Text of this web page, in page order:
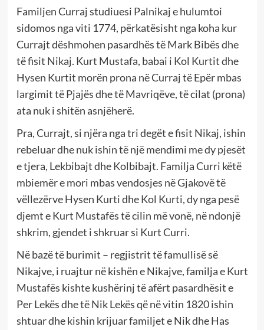
Familjen Curraj studiuesi Palnikaj e hulumtoi
sidomos nga viti 1774, përkatësisht nga koha kur
Currajt dëshmohen pasardhës të Mark Bibës dhe
të fisit Nikaj. Kurt Mustafa, babai i Kol Kurtit dhe
Hysen Kurtit morën prona në Curraj të Epër mbas
largimit të Pjajës dhe të Mavriqëve, të cilat (prona)
ata nuk i shitën asnjëherë.
Pra, Currajt, si njëra nga tri degët e fisit Nikaj, ishin
rebeluar dhe nuk ishin të një mendimi me dy pjesët
e tjera, Lekbibajt dhe Kolbibajt. Familja Curri këtë
mbiemër e mori mbas vendosjes në Gjakovë të
vëllezërve Hysen Kurti dhe Kol Kurti, dy nga pesë
djemt e Kurt Mustafës të cilin më vonë, në ndonjë
shkrim, gjendet i shkruar si Kurt Curri.
Në bazë të burimit – regjistrit të famullisë së
Nikajve, i ruajtur në kishën e Nikajve, familja e Kurt
Mustafës kishte kushërinj të afërt pasardhësit e
Per Lekës dhe të Nik Lekës që në vitin 1820 ishin
shtuar dhe kishin krijuar familjet e Nik dhe Has